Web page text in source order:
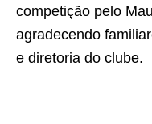
competição pelo
agradecendo
e diretoria do clube.